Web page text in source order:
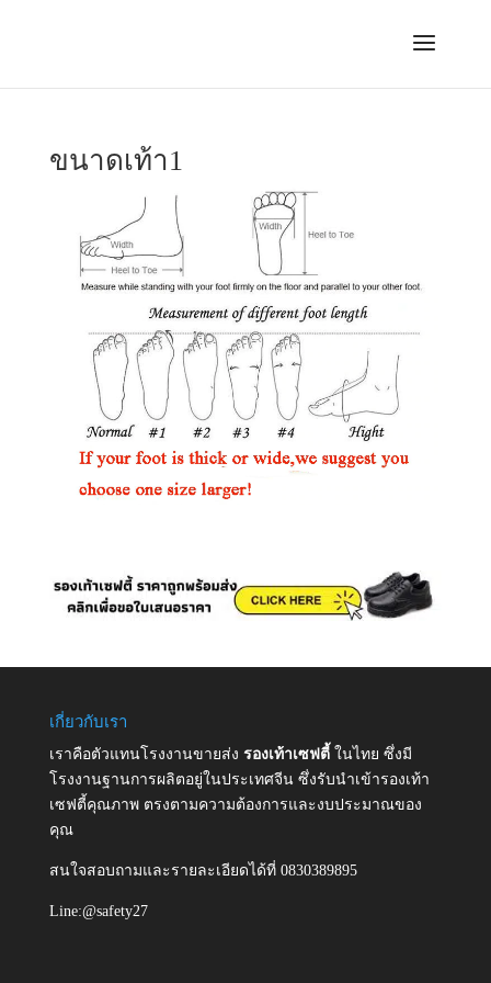
ขนาดเท้า1
เกี่ยวกับเรา
เราคือตัวแทนโรงงานขายส่ง รองเท้าเซฟตี้ ในไทย ซึ่งมี
โรงงานฐานการผลิตอยู่ในประเทศจีน ซึ่งรับนำเข้ารองเท้า
เซฟตี้คุณภาพ ตรงตามความต้องการและงบประมาณของ
คุณ
สนใจสอบถามและรายละเอียดได้ที่ 0830389895
Line:@safety27